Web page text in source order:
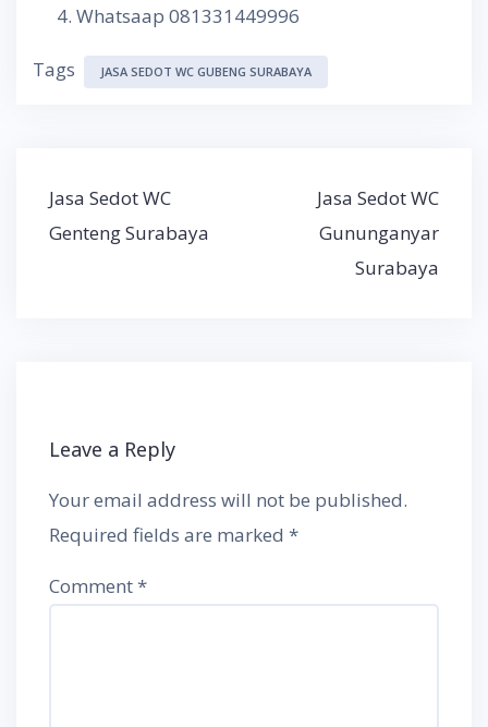
Whatsaap 081331449996
Tags JASA SEDOT WC GUBENG SURABAYA
Post
navigation
Jasa Sedot WC
Genteng Surabaya
Jasa Sedot WC
Gununganyar
Surabaya
Leave a Reply
Your email address will not be published.
Required fields are marked *
Comment*